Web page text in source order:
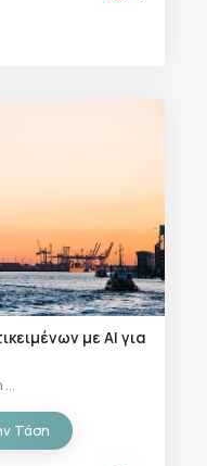
με AI για
...
Τάση